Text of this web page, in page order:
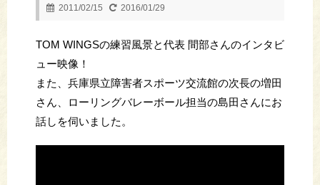
2011/02/15 2016/01/29
TOM WINGSの練習風景と代表 間部さんのインタビ
ュー映像！
また、兵庫県立障害者スポーツ交流館の次長の増田
さん、ローリングバレーボール担当の島田さんにお
話しを伺いました。